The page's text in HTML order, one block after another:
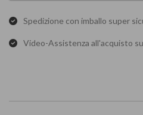
Spedizione con imballo super
Video-Assistenza all'acquisto